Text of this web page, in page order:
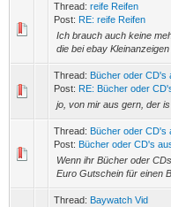
Thread: reife Reifen
Post: RE: reife Reifen
Ich brauch auch keine
die bei ebay
Thread: Bücher oder CD's
Post: RE: Bücher oder
jo, von mir aus gern, der
Thread: Bücher oder CD's
Post: Bücher oder CD's
Wenn ihr Bücher oder
Euro Gutschein für einen
Thread: Baywatch Vid